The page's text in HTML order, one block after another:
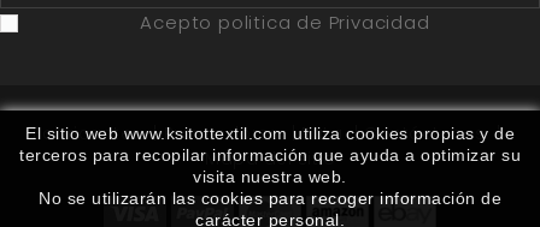
El sitio web www.ksitottextil.com utiliza cookies propias y de
terceros para recopilar información que ayuda a optimizar su
visita nuestra web.
No se utilizarán las cookies para recoger información de
carácter personal.
Acepto politica de Privacidad
Fabricantes Proveedores Ruta
Contáctenos
Mapa del sitio